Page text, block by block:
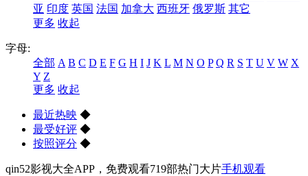
亚 印度 英国 法国 加拿大 西班牙 俄罗斯 其它
更多 收起
字母:
全部 A B C D E F G H I J K L M N O P Q R S T U V W X
Y Z
更多 收起
最近热映 ◆
最受好评 ◆
按照评分 ◆
qin52影视大全APP，免费观看719部热门大片手机观看